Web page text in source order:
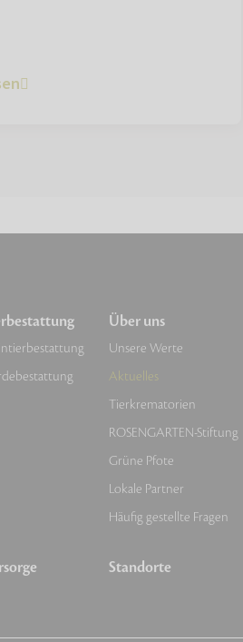
Über uns
Unsere Werte
Aktuelles
Tierkrematorien
ROSENGARTEN-Stiftung
Grüne Pfote
Lokale Partner
Häufig gestellte Fragen
Standorte